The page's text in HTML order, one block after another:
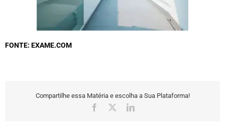
FONTE: EXAME.COM
Compartilhe essa Matéria e escolha a Sua Plataforma!
Facebook LinkedIn